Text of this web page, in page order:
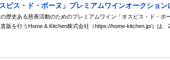
スピス・ド・ボーヌ」プレミアムワインオークション
歴史ある慈善活動のためのプレミアムワイン「オスピス・ド・ボ
販を行うHome & Kitchen株式会社（https://home-kitchen.jp/）は、